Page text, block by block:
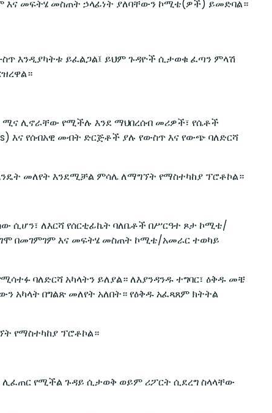
እና መፍትሄ መስጠት ኃላፊነት ያለባቸውን ኮሚቴ(ዎች) ይመድባል።
እንዲያካትቱ ይፈልጋል፤ ይህም ጉዳዮች ሲታወቁ ፈጣን ምላሽ
ሊኖራቸው የሚችሉ እንደ ማህበረሰብ መሪዎች፣ የሴቶች
እና የሰብአዊ መብት ድርጅቶች ያሉ የውስጥ እና የውጭ ባለድርሻ
መለየት እንደሚቻል ምሳሌ ለማግኘት የማስተካከያ ፕሮቶኮል።
ሲሆን፣ ለእርሻ የሰርቲፊኬት ባለቤቶች በሥርዓተ ጾታ ኮሚቴ/
በመገምገም እና መፍትሄ መስጠት ኮሚቴ/አመራር ተወካይ
ባለድርሻ አካላትን ይለያል። ለእያንዳንዱ ተግባር፣ ዕቅዱ መቼ
አካላት በግልጽ መለየት አለበት። የዕቅዱ አፈጻጸም ክትትል
የማስተካከያ ፕሮቶኮል።
ሊፈጠር የሚችል ጉዳይ ሲታወቅ ወይም ሪፖርት ሲደረግ ስላላቸው